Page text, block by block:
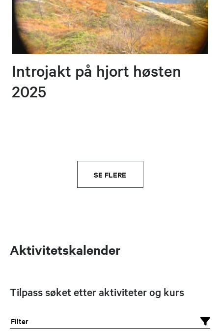
Introjakt på hjort høsten
2025
SE FLERE
Aktivitetskalender
Tilpass søket etter aktiviteter og kurs
Filter